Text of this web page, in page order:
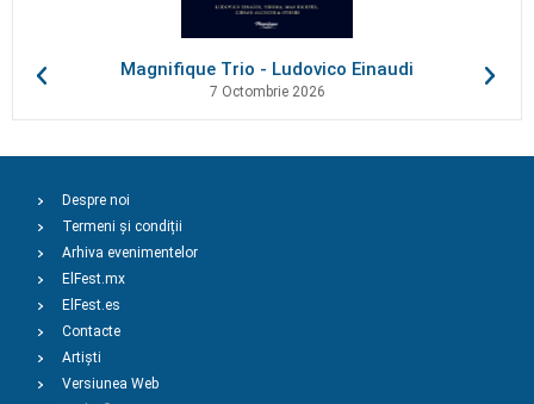
Magnifique Trio - Ludovico Einaudi
7 Octombrie 2026
Despre noi
Termeni și condiții
Arhiva evenimentelor
ElFest.mx
ElFest.es
Contacte
Artiști
Versiunea Web